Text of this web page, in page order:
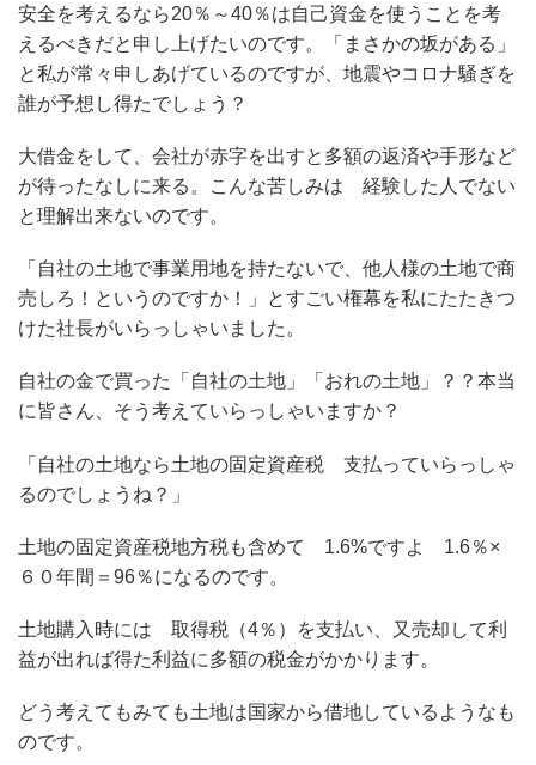
安全を考えるなら20％～40％は自己資金を使うことを考
えるべきだと申し上げたいのです。「まさかの坂がある」
と私が常々申しあげているのですが、地震やコロナ騒ぎを
誰が予想し得たでしょう？
大借金をして、会社が赤字を出すと多額の返済や手形など
が待ったなしに来る。こんな苦しみは 経験した人でない
と理解出来ないのです。
「自社の土地で事業用地を持たないで、他人様の土地で商
売しろ！というのですか！」とすごい権幕を私にたたきつ
けた社長がいらっしゃいました。
自社の金で買った「自社の土地」「おれの土地」？？本当
に皆さん、そう考えていらっしゃいますか？
「自社の土地なら土地の固定資産税 支払っていらっしゃ
るのでしょうね？」
土地の固定資産税地方税も含めて 1.6%ですよ 1.6％×
６０年間＝96％になるのです。
土地購入時には 取得税（4％）を支払い、又売却して利
益が出れば得た利益に多額の税金がかかります。
どう考えてもみても土地は国家から借地しているようなも
のです。